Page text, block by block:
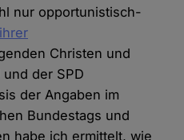
nur opportunistisch-
Christen und
der SPD
der Angaben im
Bundestags und
habe ich ermittelt, wie